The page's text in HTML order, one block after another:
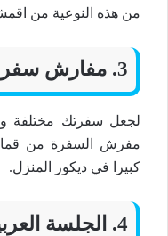
من هذه النوعية من
3. مفارش سفرة رمضان
لجعل سفرتك مختلفة
مفرش السفرة من
كبيرا في ديكور المنزل.
4. الجلسة العربية